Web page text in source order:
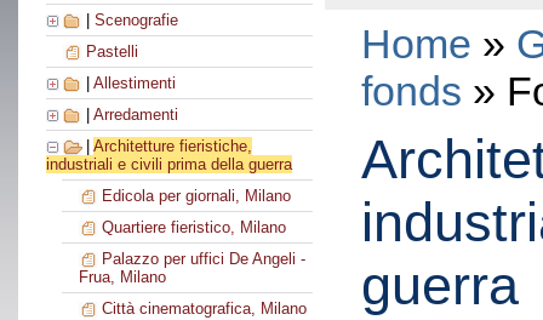
Scenografie
Pastelli
Allestimenti
Arredamenti
Architetture fieristiche,
industriali e civili prima della guerra
Edicola per giornali, Milano
Quartiere fieristico, Milano
Palazzo per uffici De Angeli -
Frua, Milano
Città cinematografica, Milano
Home »
fonds »
guerra